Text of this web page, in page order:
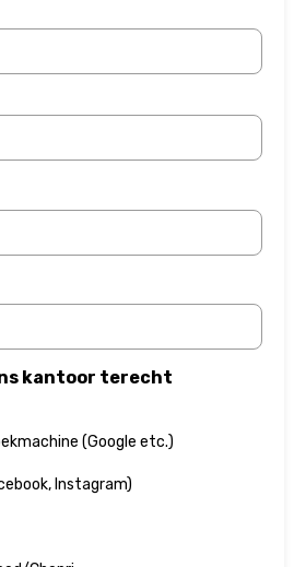
kantoor terecht
(Google etc.)
Instagram)